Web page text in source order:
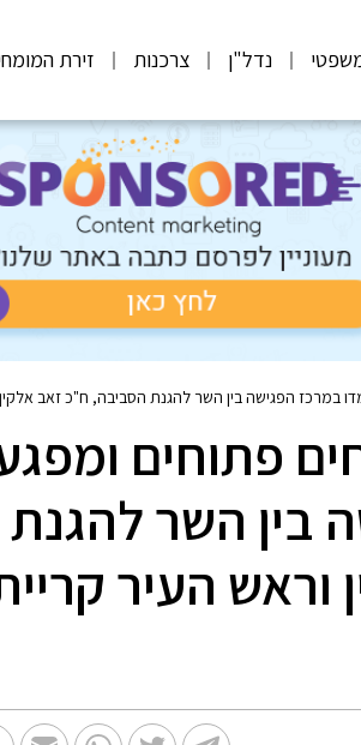
נדל"ן צרכנות זירת
במרכז הפגישה בין השר להגנת הסביבה, ח"כ זאב
פתוחים
בין השר להגנת
העיר